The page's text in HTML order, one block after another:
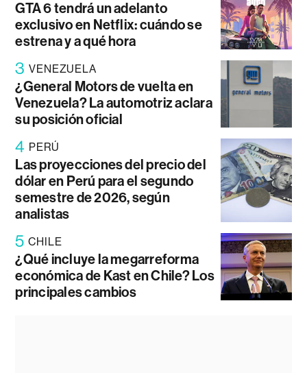
GTA 6 tendrá un adelanto
exclusivo en Netflix: cuándo se
estrena y a qué hora
3 VENEZUELA
¿General Motors de vuelta en
Venezuela? La automotriz aclara
su posición oficial
4 PERÚ
Las proyecciones del precio del
dólar en Perú para el segundo
semestre de 2026, según
analistas
5 CHILE
¿Qué incluye la megarreforma
económica de Kast en Chile? Los
principales cambios